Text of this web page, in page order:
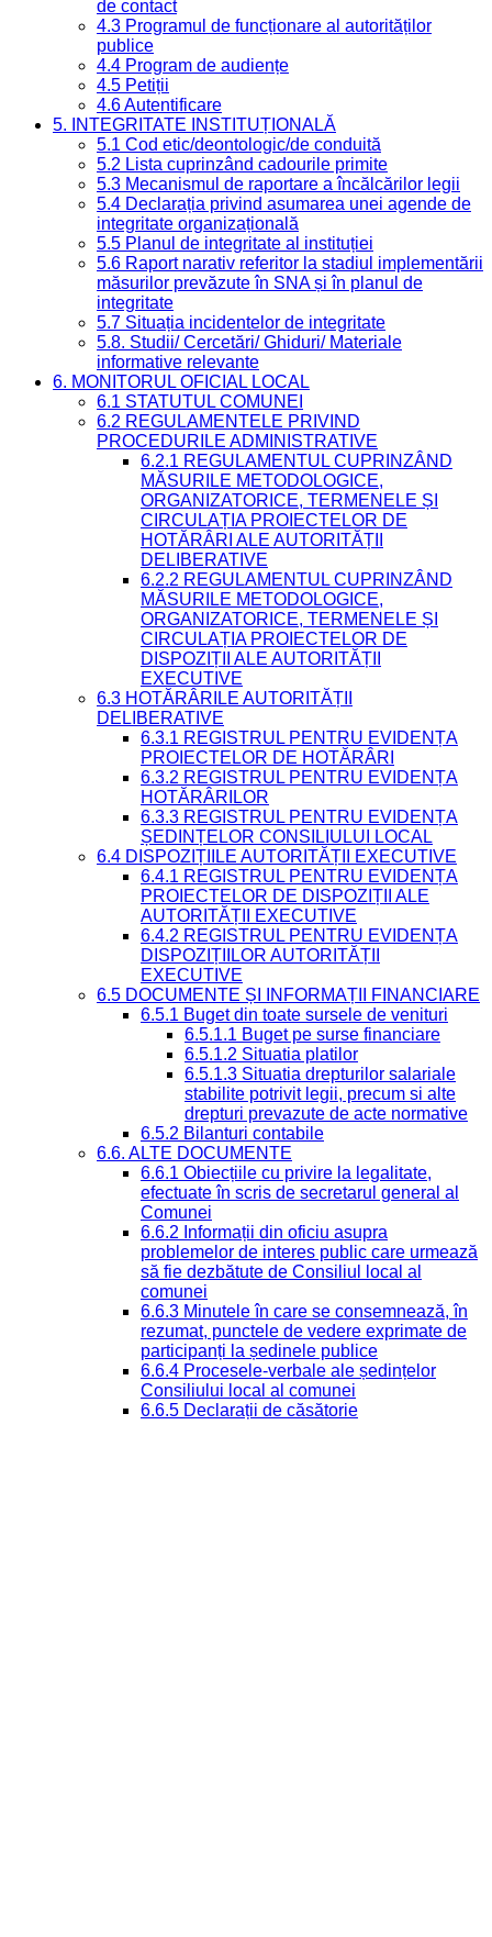
de contact
4.3 Programul de funcționare al autorităților
publice
4.4 Program de audiențe
4.5 Petiții
4.6 Autentificare
5. INTEGRITATE INSTITUȚIONALĂ
5.1 Cod etic/deontologic/de conduită
5.2 Lista cuprinzând cadourile primite
5.3 Mecanismul de raportare a încălcărilor legii
5.4 Declarația privind asumarea unei agende de
integritate organizațională
5.5 Planul de integritate al instituției
5.6 Raport narativ referitor la stadiul implementării
măsurilor prevăzute în SNA și în planul de
integritate
5.7 Situația incidentelor de integritate
5.8. Studii/ Cercetări/ Ghiduri/ Materiale
informative relevante
6. MONITORUL OFICIAL LOCAL
6.1 STATUTUL COMUNEI
6.2 REGULAMENTELE PRIVIND
PROCEDURILE ADMINISTRATIVE
6.2.1 REGULAMENTUL CUPRINZÂND
MĂSURILE METODOLOGICE,
ORGANIZATORICE, TERMENELE ȘI
CIRCULAȚIA PROIECTELOR DE
HOTĂRÂRI ALE AUTORITĂȚII
DELIBERATIVE
6.2.2 REGULAMENTUL CUPRINZÂND
MĂSURILE METODOLOGICE,
ORGANIZATORICE, TERMENELE ȘI
CIRCULAȚIA PROIECTELOR DE
DISPOZIȚII ALE AUTORITĂȚII
EXECUTIVE
6.3 HOTĂRÂRILE AUTORITĂȚII
DELIBERATIVE
6.3.1 REGISTRUL PENTRU EVIDENȚA
PROIECTELOR DE HOTĂRÂRI
6.3.2 REGISTRUL PENTRU EVIDENȚA
HOTĂRÂRILOR
6.3.3 REGISTRUL PENTRU EVIDENȚA
ȘEDINȚELOR CONSILIULUI LOCAL
6.4 DISPOZIȚIILE AUTORITĂȚII EXECUTIVE
6.4.1 REGISTRUL PENTRU EVIDENȚA
PROIECTELOR DE DISPOZIȚII ALE
AUTORITĂȚII EXECUTIVE
6.4.2 REGISTRUL PENTRU EVIDENȚA
DISPOZIȚIILOR AUTORITĂȚII
EXECUTIVE
6.5 DOCUMENTE ȘI INFORMAȚII FINANCIARE
6.5.1 Buget din toate sursele de venituri
6.5.1.1 Buget pe surse financiare
6.5.1.2 Situatia platilor
6.5.1.3 Situatia drepturilor salariale
stabilite potrivit legii, precum si alte
drepturi prevazute de acte normative
6.5.2 Bilanturi contabile
6.6. ALTE DOCUMENTE
6.6.1 Obiecțiile cu privire la legalitate,
efectuate în scris de secretarul general al
Comunei
6.6.2 Informații din oficiu asupra
problemelor de interes public care urmează
să fie dezbătute de Consiliul local al
comunei
6.6.3 Minutele în care se consemnează, în
rezumat, punctele de vedere exprimate de
participanți la ședinele publice
6.6.4 Procesele-verbale ale ședințelor
Consiliului local al comunei
6.6.5 Declarații de căsătorie